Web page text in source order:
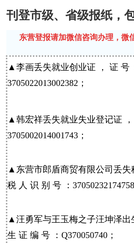
刊登市级、省级报纸，包
东营登报请加微信咨询办理，微
▲李画丢失就业创业证 ， 证 号
3705022013002382；
▲韩宏祥丢失就业失业登记证 ，
3705002014001743；
▲ 东营市郎盾商贸有限公司丢
税 人 识 别 号 ：
▲汪勇军与王玉梅之子汪坤泽出
生 证 编 号 ：Q370050740；